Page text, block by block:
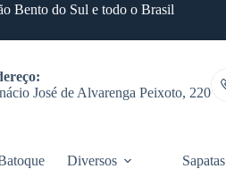
Bento do Sul e todo o Brasil
José de Alvarenga Peixoto, 220
Diversos Sapatas